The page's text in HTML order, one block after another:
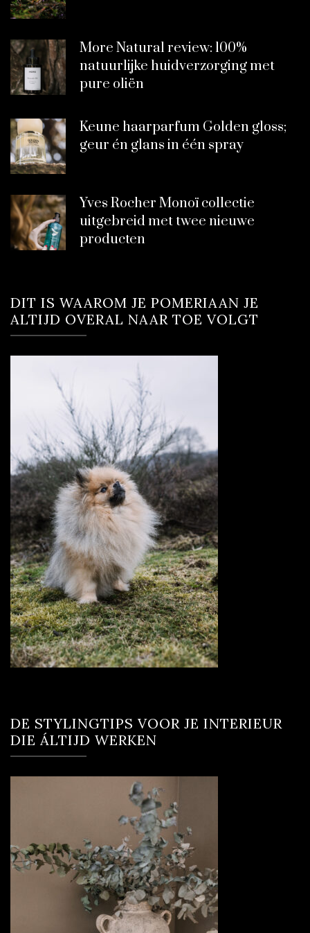
More Natural review: 100%
natuurlijke huidverzorging met
pure oliën
Keune haarparfum Golden gloss;
geur én glans in één spray
Yves Rocher Monoï collectie
uitgebreid met twee nieuwe
producten
DIT IS WAAROM JE POMERIAAN JE
ALTIJD OVERAL NAAR TOE VOLGT
DE STYLINGTIPS VOOR JE INTERIEUR
DIE ÁLTIJD WERKEN